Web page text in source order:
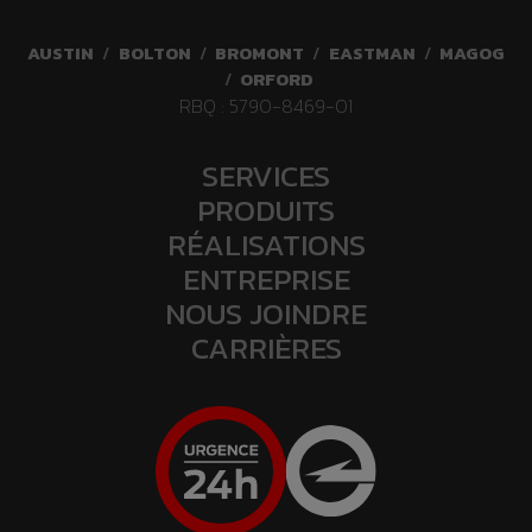
AUSTIN / BOLTON / BROMONT / EASTMAN / MAGOG
/ ORFORD
RBQ : 5790-8469-01
SERVICES
PRODUITS
RÉALISATIONS
ENTREPRISE
NOUS JOINDRE
CARRIÈRES